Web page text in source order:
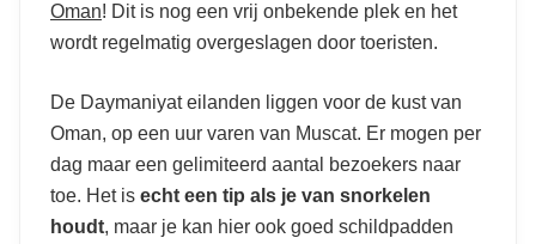
Oman! Dit is nog een vrij onbekende plek en het
wordt regelmatig overgeslagen door toeristen.
De Daymaniyat eilanden liggen voor de kust van
Oman, op een uur varen van Muscat. Er mogen per
dag maar een gelimiteerd aantal bezoekers naar
toe. Het is echt een tip als je van snorkelen
houdt, maar je kan hier ook goed schildpadden